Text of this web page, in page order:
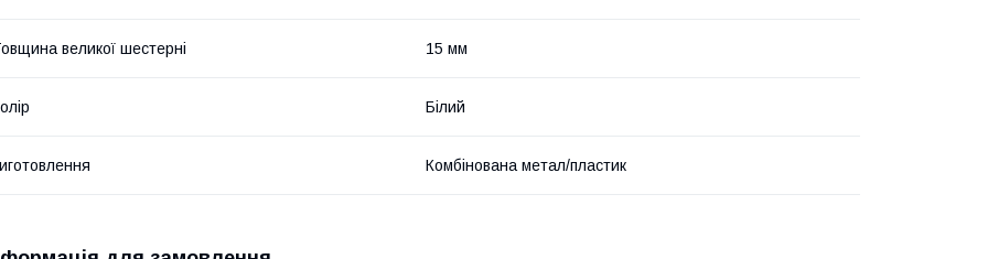
великої шестерні 15 мм
Білий
Комбінована метал/пластик